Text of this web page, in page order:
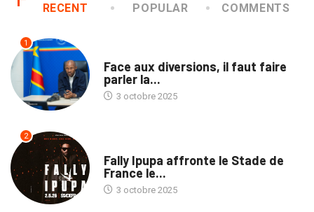
RECENT POPULAR COMMENTS
1
Face aux diversions, il faut faire
parler la...
3 octobre 2025
2
Fally Ipupa affronte le Stade de
France le...
3 octobre 2025